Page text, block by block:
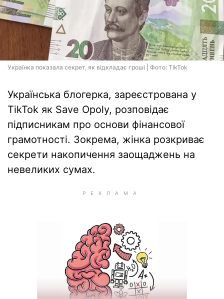
Українка показала секрет, як відкладає гроші | Фото: TikTok
Українська блогерка, зареєстрована у
TikTok як Save Opoly, розповідає
підписникам про основи фінансової
грамотності. Зокрема, жінка розкриває
секрети накопичення заощаджень на
невеликих сумах.